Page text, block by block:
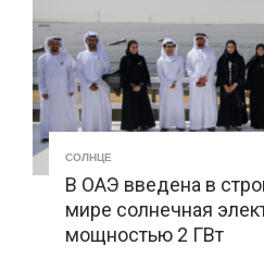
СОЛНЦЕ
В ОАЭ введена в
мире солнечная
мощностью 2 ГВт